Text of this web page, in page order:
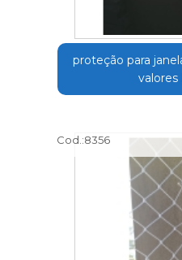
proteção para
valores
Cod.:8356